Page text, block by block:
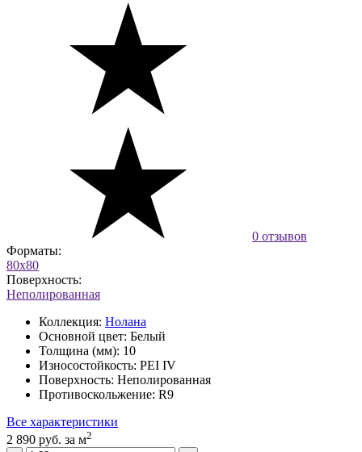
0 отзывов
Форматы:
80x80
Поверхность:
Неполированная
Коллекция: Нолана
Основной цвет: Белый
Толщина (мм): 10
Износостойкость: PEI IV
Поверхность: Неполированная
Противоскольжение: R9
Все характеристики
2 890 руб. за м2